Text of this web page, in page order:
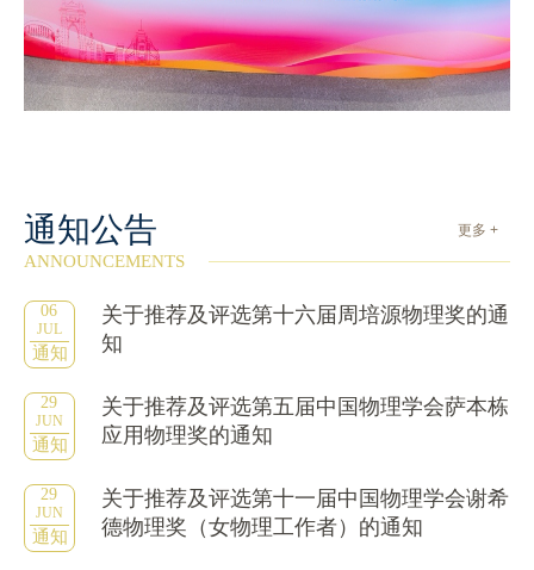
通知公告 更多 +
ANNOUNCEMENTS
06
JUL
通知
关于推荐及评选第十六届周培源物理奖的通
知
29
JUN
通知
关于推荐及评选第五届中国物理学会萨本栋
应用物理奖的通知
29
JUN
通知
关于推荐及评选第十一届中国物理学会谢希
德物理奖（女物理工作者）的通知